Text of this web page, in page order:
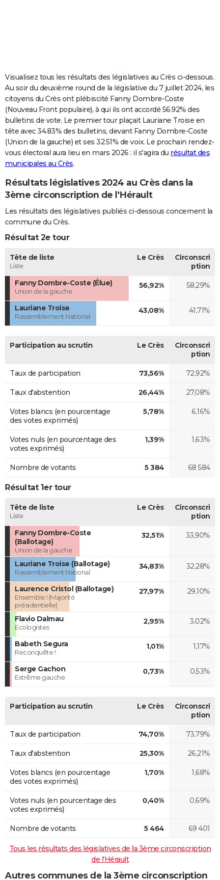
Carte de Noël
Carte Bonne année
Carte Saint-Valentin
Carte Pâques
Carte d'anniversaire
DICTIONNAIRE
Dictionnaire
Biographies
Citations
Expressions
Proverbes
PROGRAMME TV
COPAINS D'AVANT
S'inscrire
Se connecter
Lycées
Collèges
Primaires
Universités
Entreprises
Service militaire
Avis de recherche
AVIS DE DÉCÈS
Visualisez tous les résultats des législatives au Crès ci-dessous.
Au soir du deuxième round de la législative du 7 juillet 2024, les
citoyens du Crès ont plébiscité Fanny Dombre-Coste
(Nouveau Front populaire), à qui ils ont accordé 56.92% des
bulletins de vote. Le premier tour plaçait Lauriane Troise en
tête avec 34.83% des bulletins, devant Fanny Dombre-Coste
(Union de la gauche) et ses 32.51% de voix. Le prochain rendez-
vous électoral aura lieu en mars 2026 : il s'agira du résultat des
municipales au Crès.
Résultats législatives 2024 au Crès dans la
3ème circonscription de l'Hérault
Les résultats des législatives publiés ci-dessous concernent la
commune du Crès.
Résultat 2e tour
Tête de liste
Liste
Le Crès
Circonscri
ption
Fanny Dombre-Coste (Élue)
Union de la gauche
56,92% 58,29%
Lauriane Troise
Rassemblement National
43,08% 41,71%
Participation au scrutin Le Crès
Circonscri
ption
Taux de participation 73,56% 72,92%
Taux d'abstention 26,44% 27,08%
Votes blancs (en pourcentage
des votes exprimés)
5,78% 6,16%
Votes nuls (en pourcentage des
votes exprimés)
1,39% 1,63%
Nombre de votants 5 384 68 584
Résultat 1er tour
Tête de liste
Liste
Le Crès
Circonscri
ption
Fanny Dombre-Coste
(Ballotage)
Union de la gauche
32,51% 33,90%
Lauriane Troise (Ballotage)
Rassemblement National
34,83% 32,28%
Laurence Cristol (Ballotage)
Ensemble ! (Majorité
présidentielle)
27,97% 29,10%
Flavio Dalmau
Ecologistes
2,95% 3,02%
Babeth Segura
Reconquête !
1,01% 1,17%
Serge Gachon
Extrême gauche
0,73% 0,53%
Participation au scrutin Le Crès
Circonscri
ption
Taux de participation 74,70% 73,79%
Taux d'abstention 25,30% 26,21%
Votes blancs (en pourcentage
des votes exprimés)
1,70% 1,68%
Votes nuls (en pourcentage des
votes exprimés)
0,40% 0,69%
Nombre de votants 5 464 69 401
Tous les résultats des législatives de la 3ème circonscription
de l'Hérault
Autres communes de la 3ème circonscription